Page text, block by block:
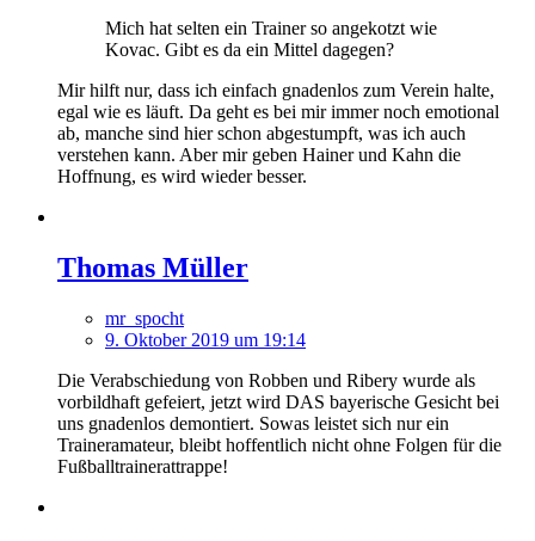
Mich hat selten ein Trainer so angekotzt wie
Kovac. Gibt es da ein Mittel dagegen?
Mir hilft nur, dass ich einfach gnadenlos zum Verein halte,
egal wie es läuft. Da geht es bei mir immer noch emotional
ab, manche sind hier schon abgestumpft, was ich auch
verstehen kann. Aber mir geben Hainer und Kahn die
Hoffnung, es wird wieder besser.
Thomas Müller
mr_spocht
9. Oktober 2019 um 19:14
Die Verabschiedung von Robben und Ribery wurde als
vorbildhaft gefeiert, jetzt wird DAS bayerische Gesicht bei
uns gnadenlos demontiert. Sowas leistet sich nur ein
Traineramateur, bleibt hoffentlich nicht ohne Folgen für die
Fußballtrainerattrappe!